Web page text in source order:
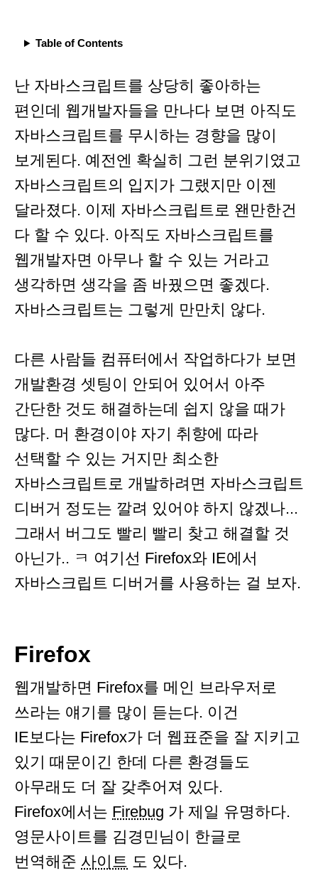
Table of Contents
난 자바스크립트를 상당히 좋아하는
편인데 웹개발자들을 만나다 보면 아직도
자바스크립트를 무시하는 경향을 많이
보게된다. 예전엔 확실히 그런 분위기였고
자바스크립트의 입지가 그랬지만 이젠
달라졌다. 이제 자바스크립트로 왠만한건
다 할 수 있다. 아직도 자바스크립트를
웹개발자면 아무나 할 수 있는 거라고
생각하면 생각을 좀 바꿨으면 좋겠다.
자바스크립트는 그렇게 만만치 않다.
다른 사람들 컴퓨터에서 작업하다가 보면
개발환경 셋팅이 안되어 있어서 아주
간단한 것도 해결하는데 쉽지 않을 때가
많다. 머 환경이야 자기 취향에 따라
선택할 수 있는 거지만 최소한
자바스크립트로 개발하려면 자바스크립트
디버거 정도는 깔려 있어야 하지 않겠나...
그래서 버그도 빨리 빨리 찾고 해결할 것
아닌가.. ㅋ 여기선 Firefox와 IE에서
자바스크립트 디버거를 사용하는 걸 보자.
Firefox
웹개발하면 Firefox를 메인 브라우저로
쓰라는 얘기를 많이 듣는다. 이건
IE보다는 Firefox가 더 웹표준을 잘 지키고
있기 때문이긴 한데 다른 환경들도
아무래도 더 잘 갖추어져 있다.
Firefox에서는 Firebug 가 제일 유명하다.
영문사이트를 김경민님이 한글로
번역해준 사이트 도 있다.